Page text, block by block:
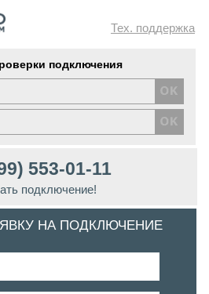
Тех. поддержка
подключения
553-01-11
подключение!
НА ПОДКЛЮЧЕНИЕ